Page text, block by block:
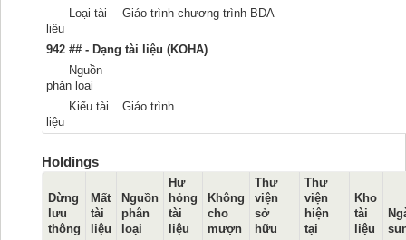
Loại tài
liệu
Giáo trình chương trình BDA
942 ## - Dạng tài liệu (KOHA)
Nguồn
phân loại
Kiểu tài
liệu
Giáo trình
Holdings
Dừng
lưu
thông
Mất
tài
liệu
Nguồn
phân
loại
Hư
hỏng
tài
liệu
Không
cho
mượn
Thư
viện
sở
hữu
Thư
viện
hiện
tại
Kho
tài
liệu